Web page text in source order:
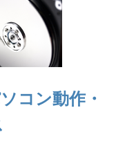
コン動作・